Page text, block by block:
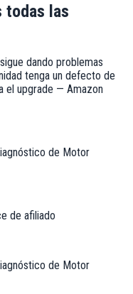
todas las
sigue dando problemas
tenga un defecto de
el upgrade — Amazon
de Motor
de afiliado
de Motor